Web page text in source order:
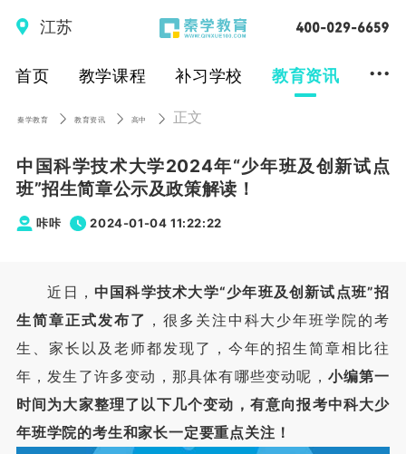
江苏
首页 教学课程 补习学校 教育资讯 ...
秦学教育 教育资讯 高中 正文
中国科学技术大学2024年“少年班及创新试点
班”招生简章公示及政策解读！
咔咔 2024-01-04 11:22:22
近日， 中国科学技术大学“少年班及创新试点班”招
生简章正式发布了 ，很多关注中科大少年班学院的考
生、家长以及老师都发现了，今年的招生简章相比往
年，发生了许多变动，那具体有哪些变动呢， 小编第一
时间为大家整理了以下几个变动，有意向报考中科大少
年班学院的考生和家长一定要重点关注！